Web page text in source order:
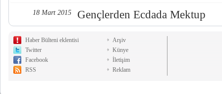
18 Mart 2015 Gençlerden Ecdada Mektup
Haber Bülteni eklentisi
Twitter
Facebook
RSS
Arşiv
Künye
İletişim
Reklam